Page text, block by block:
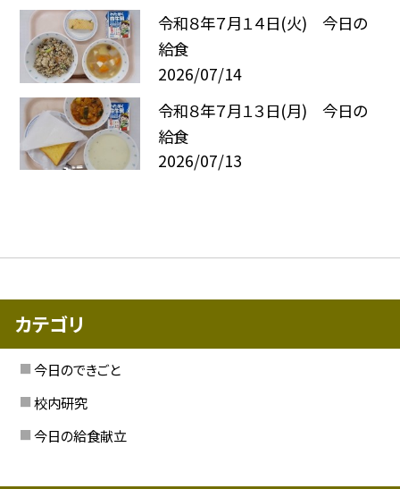
令和８年７月１４日(火) 今日の
給食
2026/07/14
令和８年７月１３日(月) 今日の
給食
2026/07/13
カテゴリ
今日のできごと
校内研究
今日の給食献立